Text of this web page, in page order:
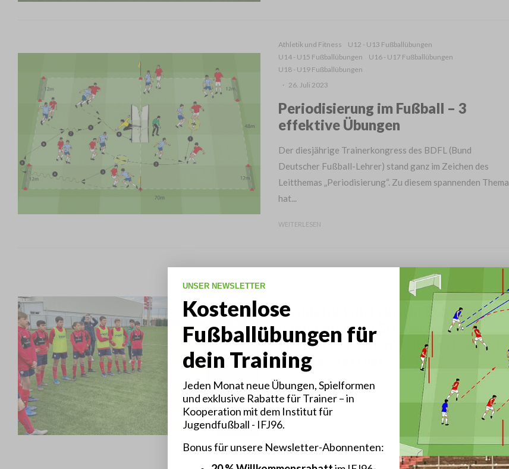
Athletik und Fitness
U12 - U13 Fußballübungen
U14 - U15 Fußballübungen
U16 - U17 Fußballübungen
U18 - U19 Fußballübungen
· 26. Juli 2023
Periodisierung im Fußball – 3
effektive Übungen
Der diesjährige Trainerkongress des BDFL (Bund
Deutscher Fußball-Lehrer) stand ganz im Zeichen des
Leitthemas „Periodisierung“. Zu diesem spannenden Thema
hat...
WEITERLESEN
Interviews
„Athletik wird auch in Zukunft
immer mehr an Stellenwert im
Fußball gewinnen“ – Interview mit
Thomas Kettner
Wir sprachen mit Fußballtrainer und Autor Thomas Kettner
über seine Referententätigkeit beim türkischen
Zweitligisten Altinordu FK, einem der internationalen
UNSER NEWSLETTER
Kostenlose
Fußballübungen für
dein Training
Jeden Monat neue Übungen, Spielformen
und exklusive Rabatte für Trainer – in
Kooperation mit dem Institut für
Jugendfußball - IFJ96.
Bonus für unsere Newsletter-Abonnenten: